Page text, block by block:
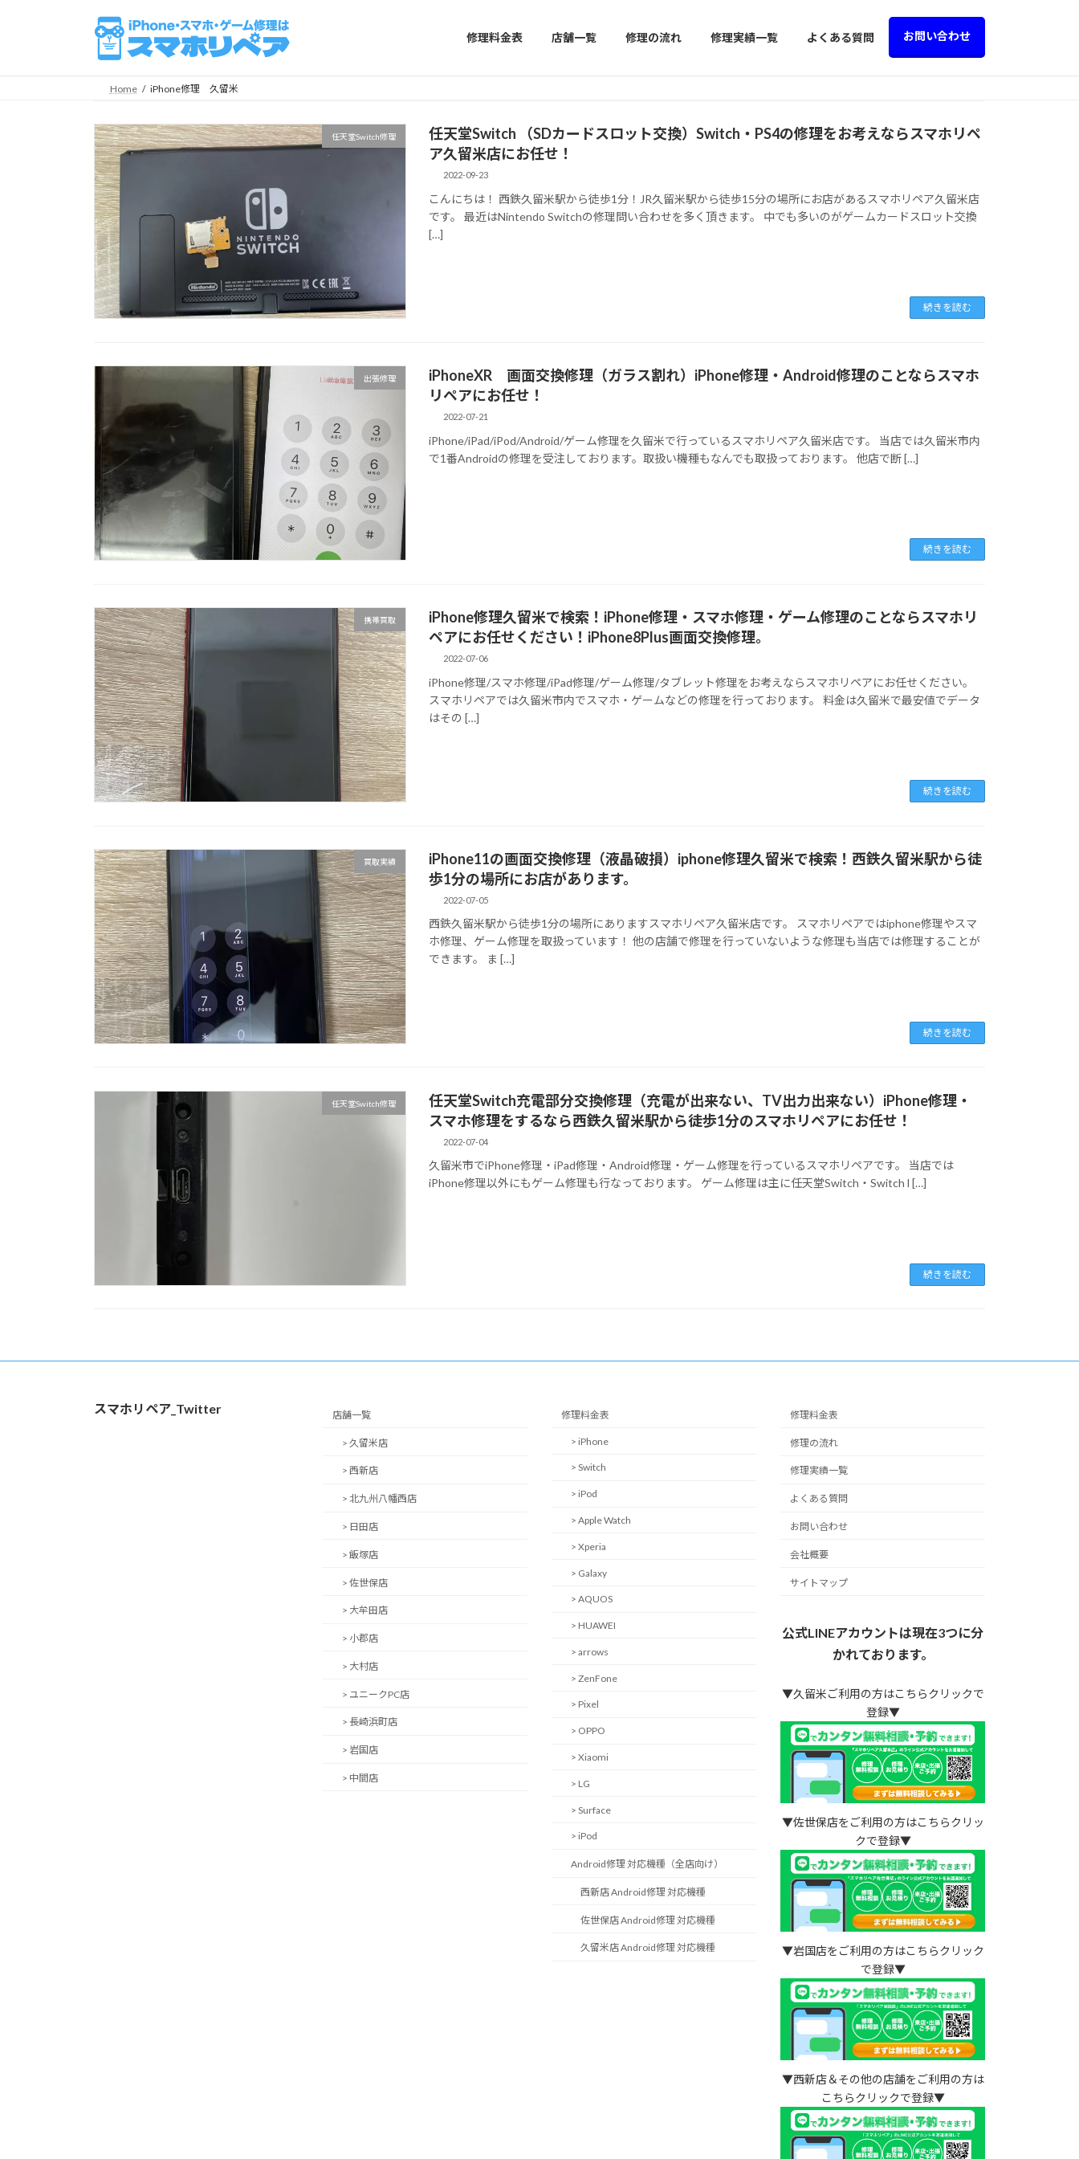
修理料金表 店舗一覧 修理の流れ 修理実績一覧 よくある質問 お問い合わせ
Home iPhone修理 久留米
任天堂Switch修理
任天堂Switch （SDカードスロット交換）Switch・PS4の修理をお考えならスマホリペ
ア久留米店にお任せ！
2022-09-23
こんにちは！ 西鉄久留米駅から徒歩1分！JR久留米駅から徒歩15分の場所にお店があるスマホリペア久留米店
です。 最近はNintendo Switchの修理問い合わせを多く頂きます。 中でも多いのがゲームカードスロット交換
[…]
続きを読む
出張修理
iPhoneXR 画面交換修理（ガラス割れ）iPhone修理・Android修理のことならスマホ
リペアにお任せ！
2022-07-21
iPhone/iPad/iPod/Android/ゲーム修理を久留米で行っているスマホリペア久留米店です。 当店では久留米市内
で1番Androidの修理を受注しております。取扱い機種もなんでも取扱っております。 他店で断 […]
続きを読む
携帯買取
iPhone修理久留米で検索！iPhone修理・スマホ修理・ゲーム修理のことならスマホリ
ペアにお任せください！iPhone8Plus画面交換修理。
2022-07-06
iPhone修理/スマホ修理/iPad修理/ゲーム修理/タブレット修理をお考えならスマホリペアにお任せください。
スマホリペアでは久留米市内でスマホ・ゲームなどの修理を行っております。 料金は久留米で最安値でデータ
はその […]
続きを読む
買取実績
iPhone11の画面交換修理（液晶破損）iphone修理久留米で検索！西鉄久留米駅から徒
歩1分の場所にお店があります。
2022-07-05
西鉄久留米駅から徒歩1分の場所にありますスマホリペア久留米店です。 スマホリペアではiphone修理やスマ
ホ修理、ゲーム修理を取扱っています！ 他の店舗で修理を行っていないような修理も当店では修理することが
できます。 ま […]
続きを読む
任天堂Switch修理
任天堂Switch充電部分交換修理（充電が出来ない、TV出力出来ない）iPhone修理・
スマホ修理をするなら西鉄久留米駅から徒歩1分のスマホリペアにお任せ！
2022-07-04
久留米市でiPhone修理・iPad修理・Android修理・ゲーム修理を行っているスマホリペアです。 当店では
iPhone修理以外にもゲーム修理も行なっております。 ゲーム修理は主に任天堂Switch・Switch l […]
続きを読む
スマホリペア_Twitter 店舗一覧
> 久留米店
> 西新店
> 北九州八幡西店
> 日田店
> 飯塚店
> 佐世保店
> 大牟田店
> 小郡店
> 大村店
> ユニークPC店
> 長崎浜町店
> 岩国店
> 中間店
修理料金表
> iPhone
> Switch
> iPod
> Apple Watch
> Xperia
> Galaxy
> AQUOS
> HUAWEI
> arrows
> ZenFone
> Pixel
> OPPO
> Xiaomi
> LG
> Surface
> iPod
Android修理 対応機種（全店向け）
西新店 Android修理 対応機種
佐世保店 Android修理 対応機種
久留米店 Android修理 対応機種
修理料金表
修理の流れ
修理実績一覧
よくある質問
お問い合わせ
会社概要
サイトマップ
公式LINEアカウントは現在3つに分
かれております。
▼久留米ご利用の方はこちらクリックで
登録▼
▼佐世保店をご利用の方はこちらクリッ
クで登録▼
▼岩国店をご利用の方はこちらクリック
で登録▼
▼西新店＆その他の店舗をご利用の方は
こちらクリックで登録▼